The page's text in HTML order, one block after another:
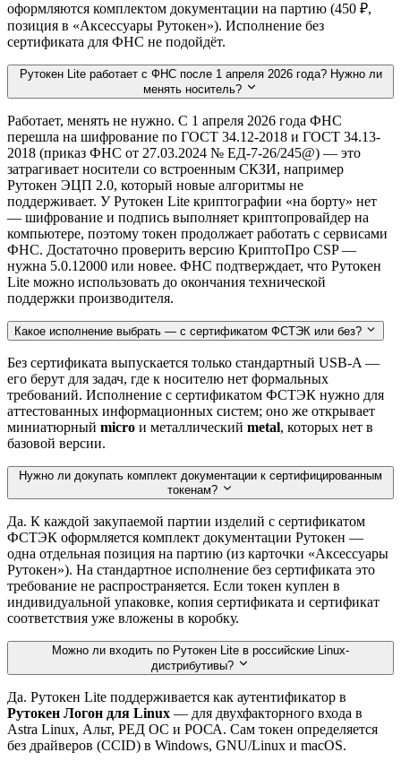
оформляются комплектом документации на партию (450 ₽,
позиция в «Аксессуары Рутокен»). Исполнение без
сертификата для ФНС не подойдёт.
Рутокен Lite работает с ФНС после 1 апреля 2026 года? Нужно ли
менять носитель?
Работает, менять не нужно. С 1 апреля 2026 года ФНС
перешла на шифрование по ГОСТ 34.12-2018 и ГОСТ 34.13-
2018 (приказ ФНС от 27.03.2024 № ЕД-7-26/245@) — это
затрагивает носители со встроенным СКЗИ, например
Рутокен ЭЦП 2.0, который новые алгоритмы не
поддерживает. У Рутокен Lite криптографии «на борту» нет
— шифрование и подпись выполняет криптопровайдер на
компьютере, поэтому токен продолжает работать с сервисами
ФНС. Достаточно проверить версию КриптоПро CSP —
нужна 5.0.12000 или новее. ФНС подтверждает, что Рутокен
Lite можно использовать до окончания технической
поддержки производителя.
Какое исполнение выбрать — с сертификатом ФСТЭК или без?
Без сертификата выпускается только стандартный USB-A —
его берут для задач, где к носителю нет формальных
требований. Исполнение с сертификатом ФСТЭК нужно для
аттестованных информационных систем; оно же открывает
миниатюрный micro и металлический metal, которых нет в
базовой версии.
Нужно ли докупать комплект документации к сертифицированным
токенам?
Да. К каждой закупаемой партии изделий с сертификатом
ФСТЭК оформляется комплект документации Рутокен —
одна отдельная позиция на партию (из карточки «Аксессуары
Рутокен»). На стандартное исполнение без сертификата это
требование не распространяется. Если токен куплен в
индивидуальной упаковке, копия сертификата и сертификат
соответствия уже вложены в коробку.
Можно ли входить по Рутокен Lite в российские Linux-
дистрибутивы?
Да. Рутокен Lite поддерживается как аутентификатор в
Рутокен Логон для Linux — для двухфакторного входа в
Astra Linux, Альт, РЕД ОС и РОСА. Сам токен определяется
без драйверов (CCID) в Windows, GNU/Linux и macOS.